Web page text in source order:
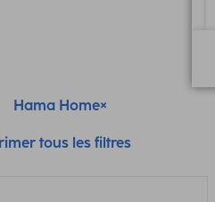
Hama Home
tous les filtres